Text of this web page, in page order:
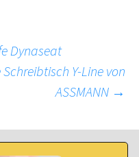
Dynaseat
Y-Line von
ASSMANN →